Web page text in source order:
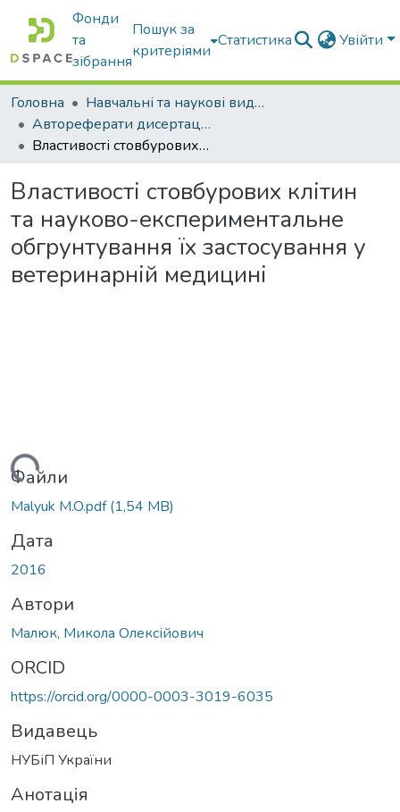
Фонди
та
зібрання
Пошук за
критеріями
Статистика Увійти
Головна
Навчальні та наукові видання
Автореферати дисертацій та дисертації
Властивості стовбурових клітин та науково-експериментальне обгрунтування їх застосування у ветеринарній медицині
Властивості стовбурових клітин
та науково-експериментальне
обгрунтування їх застосування у
ветеринарній медицині
Файли
Malyuk M.O.pdf(1,54 MB)
Дата
2016
Автори
Малюк, Микола Олексійович
ORCID
https://orcid.org/0000-0003-3019-6035
Видавець
НУБіП України
Анотація